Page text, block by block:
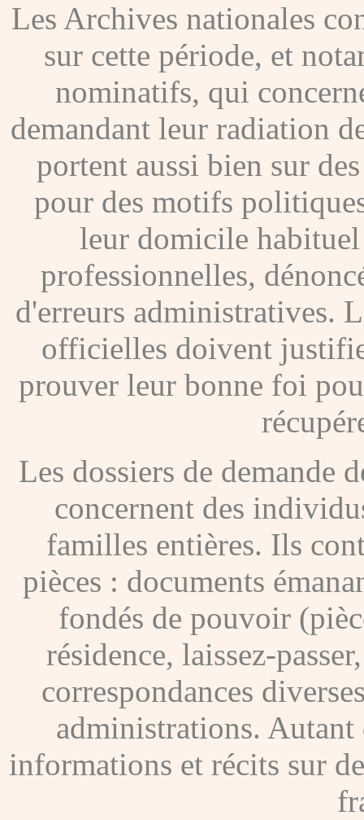
Les Archives nationales
sur cette période, et
nominatifs, qui
demandant leur radiation
portent aussi bien sur
pour des motifs
leur domicile
professionnelles,
d'erreurs administratives.
officielles doivent
prouver leur bonne foi
Les dossiers de demande
concernent des
familles entières. Ils
pièces : documents
fondés de pouvoir
résidence, laissez-
correspondances
administrations. Autant
informations et récits sur